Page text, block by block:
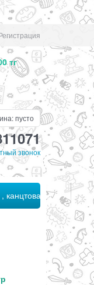
от 20.000 тг
пусто
звонок
, канцтовары